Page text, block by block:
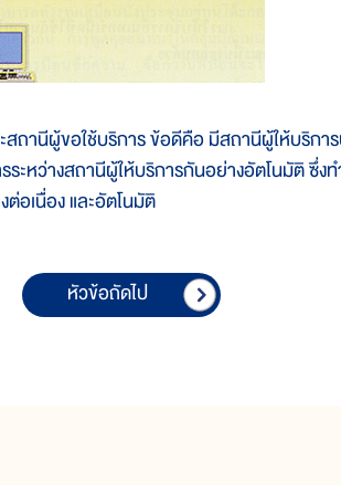
านีผู้ขอใช้บริการ ข้อดีคือ มีสถานีผู้ให้บริกา
ะหว่างสถานีผู้ให้บริการกันอย่างอัตโนมัติ ซึ่งท
อเนื่อง และอัตโนมัติ
หัวข้อถัดไป